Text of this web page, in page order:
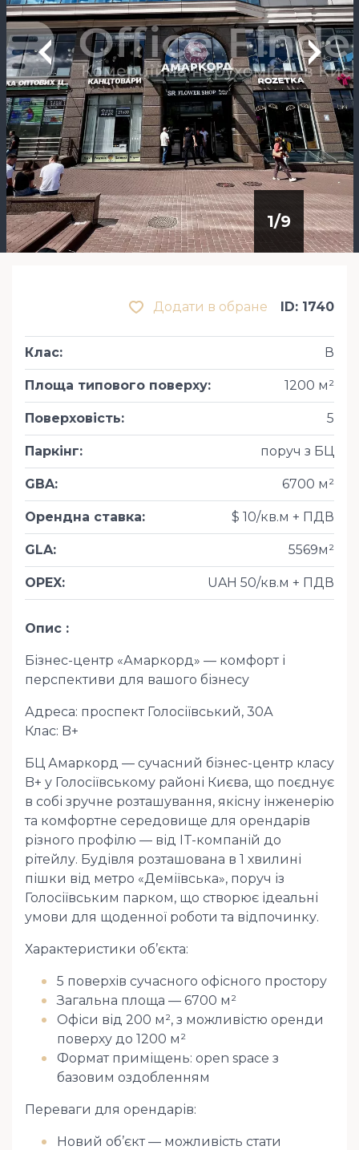
1/9
Додати в обране ID: 1740
Клас: В
Площа типового поверху: 1200 м²
Поверховість: 5
Паркінг: поруч з БЦ
GBA: 6700 м²
Орендна ставка: $ 10/кв.м + ПДВ
GLA: 5569м²
OPEX: UAH 50/кв.м + ПДВ
Опис
Бізнес-центр «Амаркорд» — комфорт і
перспективи для вашого бізнесу
Адреса: проспект Голосіївський, 30А
Клас: B+
БЦ Амаркорд — сучасний бізнес-центр класу
B+ у Голосіївському районі Києва, що поєднує
в собі зручне розташування, якісну інженерію
та комфортне середовище для орендарів
різного профілю — від IT-компаній до
рітейлу. Будівля розташована в 1 хвилині
пішки від метро «Деміївська», поруч із
Голосіївським парком, що створює ідеальні
умови для щоденної роботи та відпочинку.
Характеристики об’єкта:
5 поверхів сучасного офісного простору
Загальна площа — 6700 м²
Офіси від 200 м², з можливістю оренди
поверху до 1200 м²
Формат приміщень: open space з
базовим оздобленням
Переваги для орендарів:
Новий об’єкт — можливість стати